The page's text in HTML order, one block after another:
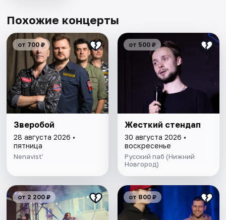
Похожие концерты
от 700 ₽
Зверобой
28 августа 2026 •
пятница
Nenavist’
от 500 ₽
Жесткий стендап
30 августа 2026 •
воскресенье
Русский паб (Нижний
Новгород)
от 2 200 ₽ от 800 ₽